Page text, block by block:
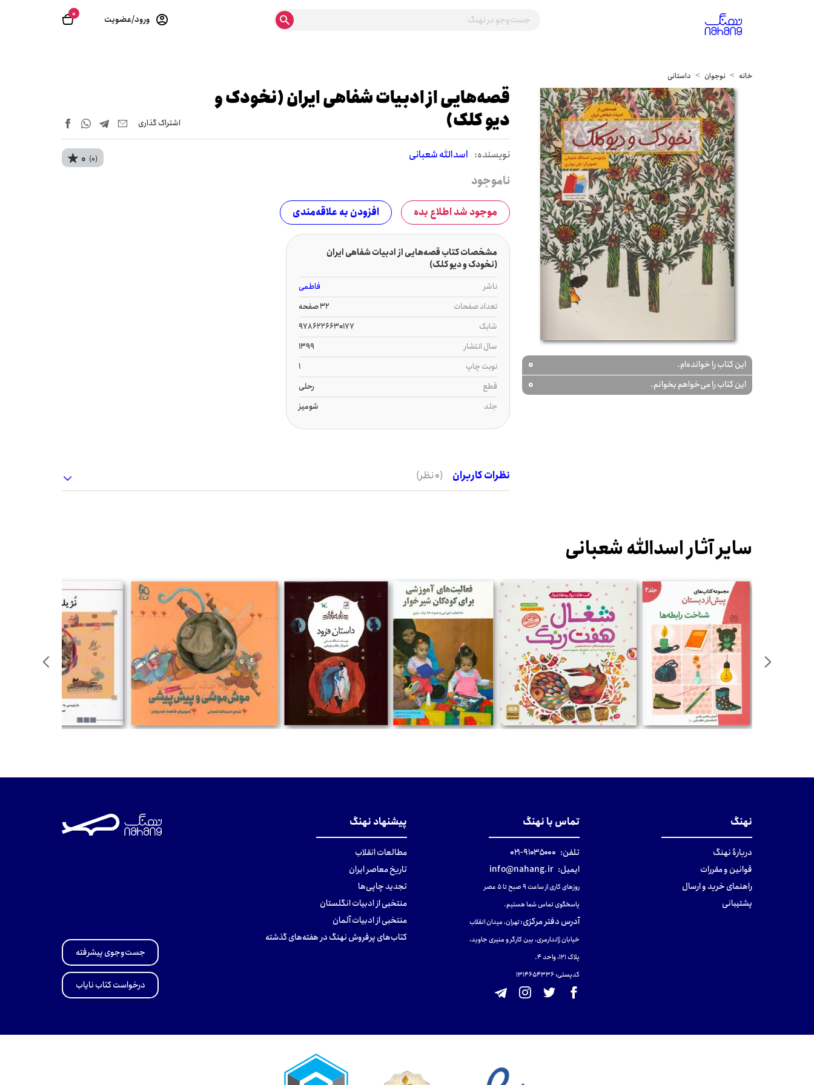
0 ورود/عضویت
خانه نوجوان داستانی
این کتاب را خوانده‌ام. 0
این کتاب را می‌خواهم بخوانم. 0
قصه‌هایی از ادبیات شفاهی ایران (نخودک و
دیو کلک)
اشتراک‌ گذاری
نويسنده: اسدالله شعبانی 0 (0)
ناموجود
موجود شد اطلاع بده افزودن به علاقه‌مندی
مشخصات کتاب قصه‌هایی از ادبیات شفاهی ایران
(نخودک و دیو کلک)
ناشر
فاطمی
تعداد صفحات
32 صفحه
شابک
9786226630177
سال انتشار
1399
نوبت چاپ
1
قطع
رحلی
جلد
شومیز
نظرات کاربران (0 نظر)
سایر آثار اسدالله شعبانی
نهنگ
دربارهٔ نهنگ
قوانین و مقررات
راهنمای خرید و ارسال
پشتیبانی
تماس با نهنگ
تلفن: ۹۱۰۳۵۰۰۰-۰۲۱
ایمیل: info@nahang.ir
روزهای کاری از ساعت ۹ صبح تا ۵ عصر
پاسخگوی تماس شما هستیم.
آدرس دفتر مرکزی:تهران، میدان انقلاب
خیابان ژاندارمری، بین کارگر و منیری جاوید،
پلاک 121، واحد ۴.
کدپستی: 131465433۶
پیشنهاد نهنگ
مطالعات انقلاب
تاریخ معاصر ایران
تجدید چاپی‌ها
منتخبی از ادبیات انگلستان
منتخبی از ادبیات آلمان
کتاب‌های پرفروش نهنگ در هفته‌های گذشته
جست‌وجوی پیشرفته
درخواست کتاب نایاب